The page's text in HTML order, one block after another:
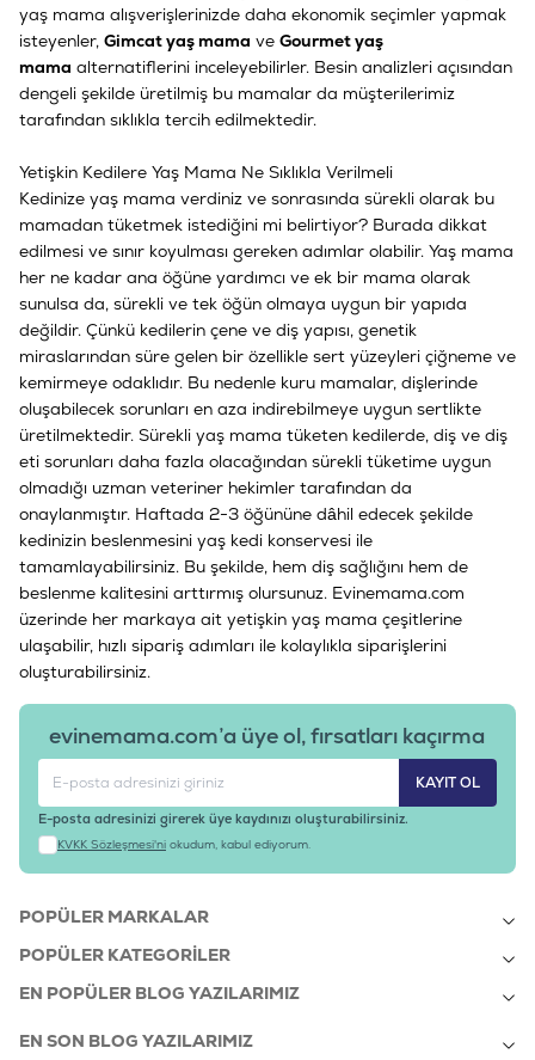
yaş mama alışverişlerinizde daha ekonomik seçimler yapmak
isteyenler, Gimcat yaş mama ve Gourmet yaş
mama alternatiflerini inceleyebilirler. Besin analizleri açısından
dengeli şekilde üretilmiş bu mamalar da müşterilerimiz
tarafından sıklıkla tercih edilmektedir.
Yetişkin Kedilere Yaş Mama Ne Sıklıkla Verilmeli
Kedinize yaş mama verdiniz ve sonrasında sürekli olarak bu
mamadan tüketmek istediğini mi belirtiyor? Burada dikkat
edilmesi ve sınır koyulması gereken adımlar olabilir. Yaş mama
her ne kadar ana öğüne yardımcı ve ek bir mama olarak
sunulsa da, sürekli ve tek öğün olmaya uygun bir yapıda
değildir. Çünkü kedilerin çene ve diş yapısı, genetik
miraslarından süre gelen bir özellikle sert yüzeyleri çiğneme ve
kemirmeye odaklıdır. Bu nedenle kuru mamalar, dişlerinde
oluşabilecek sorunları en aza indirebilmeye uygun sertlikte
üretilmektedir. Sürekli yaş mama tüketen kedilerde, diş ve diş
eti sorunları daha fazla olacağından sürekli tüketime uygun
olmadığı uzman veteriner hekimler tarafından da
onaylanmıştır. Haftada 2-3 öğününe dâhil edecek şekilde
kedinizin beslenmesini yaş kedi konservesi ile
tamamlayabilirsiniz. Bu şekilde, hem diş sağlığını hem de
beslenme kalitesini arttırmış olursunuz. Evinemama.com
üzerinde her markaya ait yetişkin yaş mama çeşitlerine
ulaşabilir, hızlı sipariş adımları ile kolaylıkla siparişlerini
oluşturabilirsiniz.
evinemama.com’a üye ol, fırsatları kaçırma
KAYIT OL
E-posta adresinizi girerek üye kaydınızı oluşturabilirsiniz.
KVKK Sözleşmesi'ni okudum, kabul ediyorum.
POPÜLER MARKALAR
POPÜLER KATEGORILER
EN POPÜLER BLOG YAZILARIMIZ
EN SON BLOG YAZILARIMIZ